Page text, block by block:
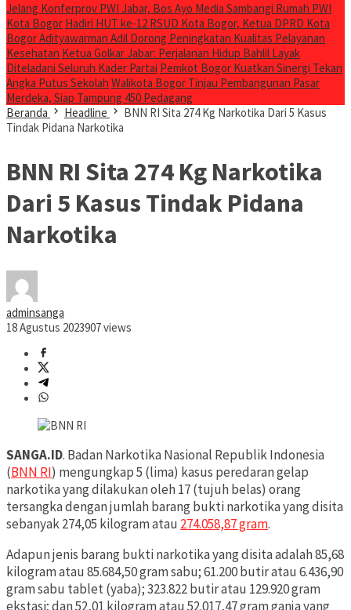
Jelang Konferprov PWI Jabar, Bos Ayo Media Sambangi Rumah PWI
Kota Bogor Hadiri HUT ke-12 RSUD Kota Bogor, Ketua DPRD Kota
Bogor Adityawarman Adil Dorong Peningkatan Kualitas Pelayanan
Kesehatan Ketua Golkar Jabar: Perjalanan Hidup Bahlil Layak
Diteladani Seluruh Kader Partai Pemkot Bogor Kuatkan Sinergi Tekan
Angka Putus Sekolah Walikota Bogor Tinjau Pembangunan Pasar
Merdeka, Siap Tampung 450 Pedagang
Beranda
Headline
BNN RI Sita 274 Kg Narkotika Dari 5 Kasus
Tindak Pidana Narkotika
BNN RI Sita 274 Kg Narkotika
Dari 5 Kasus Tindak Pidana
Narkotika
adminsanga
18 Agustus 2023907 views
SANGA.ID. Badan Narkotika Nasional Republik Indonesia
(BNN RI) mengungkap 5 (lima) kasus peredaran gelap
narkotika yang dilakukan oleh 17 (tujuh belas) orang
tersangka dengan jumlah barang bukti narkotika yang disita
sebanyak 274,05 kilogram atau 274.058,87 gram.
Adapun jenis barang bukti narkotika yang disita adalah 85,68
kilogram atau 85.684,50 gram sabu; 61.200 butir atau 6.436,90
gram sabu tablet (yaba); 323.822 butir atau 129.920 gram
ekstasi; dan 52,01 kilogram atau 52.017,47 gram ganja yang